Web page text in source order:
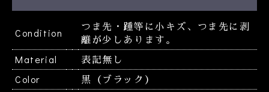
Condition
つま先・踵等に小キズ、つま先に剥
離が少しあります。
Material
表記無し
Color
黒（ブラック）